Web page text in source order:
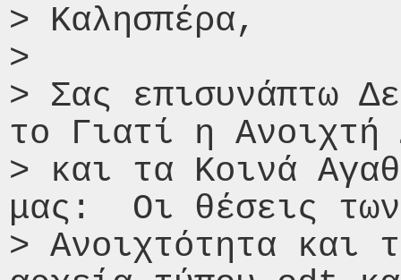
> Καλησπέρα,
>
> Σας επισυνάπτω
το Γιατί η Ανοιχτή
> και τα Κοινά
μας:  Οι θέσεις
> Ανοιχτότητα και